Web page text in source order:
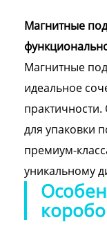
Магнитные
Магнитные
идеальное
для упаковки
премиум-
уникальному